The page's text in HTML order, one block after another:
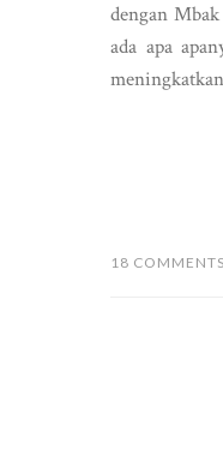
dengan
ada apa
18 COMMENTS